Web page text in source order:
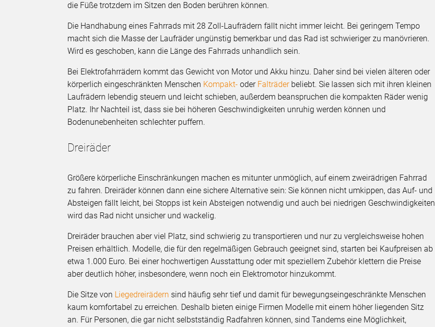
die Füße trotzdem im Sitzen den Boden berühren können.
Die Handhabung eines Fahrrads mit 28 Zoll-Laufrädern fällt nicht immer leicht. Bei geringem Tempo
macht sich die Masse der Laufräder ungünstig bemerkbar und das Rad ist schwieriger zu manövrieren.
Wird es geschoben, kann die Länge des Fahrrads unhandlich sein.
Bei Elektrofahrrädern kommt das Gewicht von Motor und Akku hinzu. Daher sind bei vielen älteren oder
körperlich eingeschränkten Menschen Kompakt- oder Falträderbeliebt. Sie lassen sich mit ihren kleinen
Laufrädern lebendig steuern und leicht schieben, außerdem beanspruchen die kompakten Räder wenig
Platz. Ihr Nachteil ist, dass sie bei höheren Geschwindigkeiten unruhig werden können und
Bodenunebenheiten schlechter puffern.
Dreiräder
Größere körperliche Einschränkungen machen es mitunter unmöglich, auf einem zweirädrigen Fahrrad
zu fahren. Dreiräder können dann eine sichere Alternative sein: Sie können nicht umkippen, das Auf- und
Absteigen fällt leicht, bei Stopps ist kein Absteigen notwendig und auch bei niedrigen Geschwindigkeiten
wird das Rad nicht unsicher und wackelig.
Dreiräder brauchen aber viel Platz, sind schwierig zu transportieren und nur zu vergleichsweise hohen
Preisen erhältlich. Modelle, die für den regelmäßigen Gebrauch geeignet sind, starten bei Kaufpreisen ab
etwa 1.000 Euro. Bei einer hochwertigen Ausstattung oder mit speziellem Zubehör klettern die Preise
aber deutlich höher, insbesondere, wenn noch ein Elektromotor hinzukommt.
Die Sitze von Liegedreirädern sind häufig sehr tief und damit für bewegungseingeschränkte Menschen
kaum komfortabel zu erreichen. Deshalb bieten einige Firmen Modelle mit einem höher liegenden Sitz
an. Für Personen, die gar nicht selbstständig Radfahren können, sind Tandems eine Möglichkeit,